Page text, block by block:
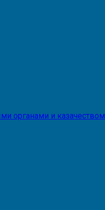
органами и казачеством